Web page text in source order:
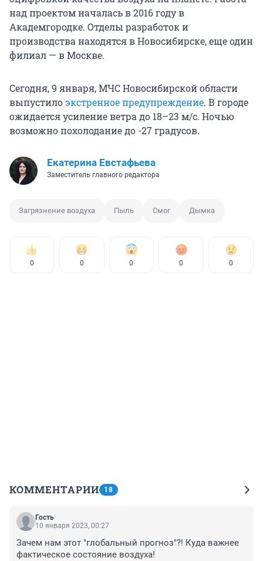
над проектом началась в 2016 году в
Академгородке. Отделы разработок и
производства находятся в Новосибирске, еще один
филиал — в Москве.
Сегодня, 9 января, МЧС Новосибирской области
выпустилоэкстренное предупреждение. В городе
ожидается усиление ветра до 18–23 м/с. Ночью
возможно похолодание до -27 градусов.
Екатерина Евстафьева
Заместитель главного редактора
Загрязнение воздуха Пыль Смог Дымка
0 0 0 0 0
КОММЕНТАРИИ 18
Гость
10 января 2023, 00:27
Зачем нам этот "глобальный прогноз"?! Куда важнее
фактическое состояние воздуха!